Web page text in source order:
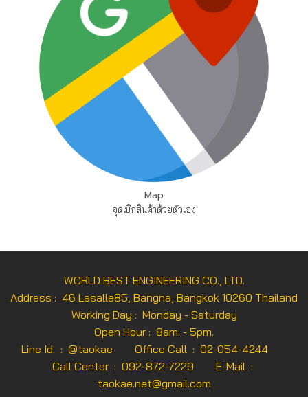
Map
จุดเบิกสินค้าด้วยตัวเอง
WORLD BEST ENGINEERING CO., LTD.
Address : 46 Lasalle85, Bangna, Bangkok 10260 Thailand
Working Day : Monday - Saturday
Open Hour : 8am. - 5pm.
Line Id. : @taokae Office Call : 02-054-4244
Call Center : 092-872-7229 E-Mail :
taokae.net@gmail.com